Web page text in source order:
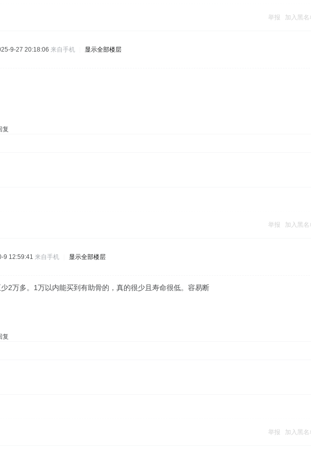
举报 加入黑名
9-27 20:18:06 来自手机 显示全部楼层
复
举报 加入黑名
9 12:59:41 来自手机 显示全部楼层
2万多。1万以内能买到有助骨的，真的很少且寿命很低。容易断
复
举报 加入黑名